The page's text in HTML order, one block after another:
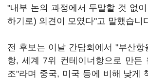
"내부 논의 과정에서 두말할 것 없
하기로) 의견이 모였다"고 말했습니
전 후보는 이날 간담회에서 "부산항
항, 세계 7위 컨테이너항으로 만든
조"라며 중국, 미국 등에 비해 낮게